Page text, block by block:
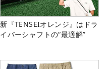
新『TENSEIオレンジ』はドラ
イバーシャフトの“最適解”